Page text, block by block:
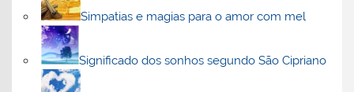
Simpatias e magias para o amor com mel
Significado dos sonhos segundo São Cipriano